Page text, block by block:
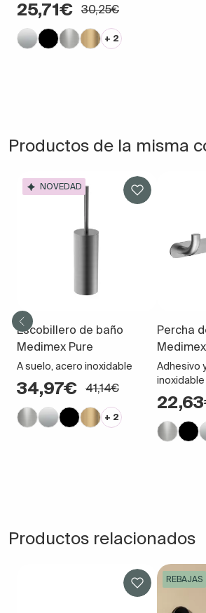
25,71€ 30,25€
+ 2
Productos de la misma
NOVEDAD
Escobillero de baño
Medimex Pure
A suelo, acero inoxidable
34,97€ 41,14€
+ 2
Percha
Adhesivo
inoxidable
Productos relacionados
REBAJAS